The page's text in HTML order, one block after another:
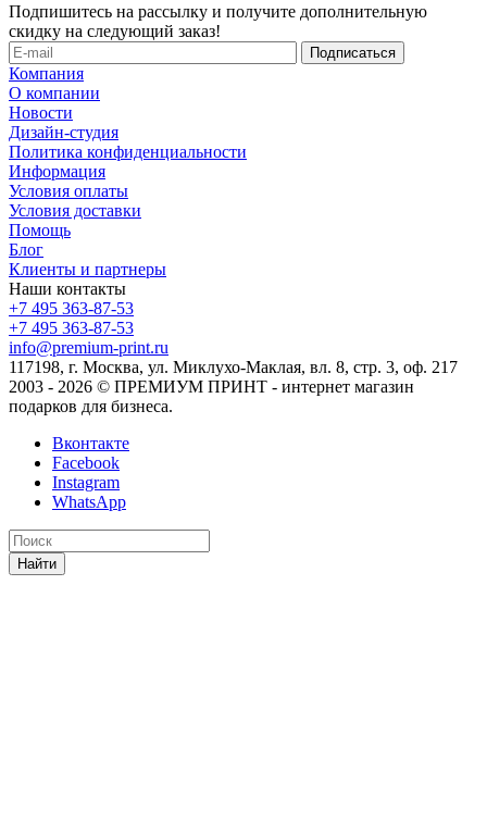
Подпишитесь на рассылку и получите дополнительную
скидку на следующий заказ!
Компания
О компании
Новости
Дизайн-студия
Политика конфиденциальности
Информация
Условия оплаты
Условия доставки
Помощь
Блог
Клиенты и партнеры
Наши контакты
+7 495 363-87-53
+7 495 363-87-53
info@premium-print.ru
117198, г. Москва, ул. Миклухо-Маклая, вл. 8, стр. 3, оф. 217
2003 - 2026 © ПРЕМИУМ ПРИНТ - интернет магазин
подарков для бизнеса.
Вконтакте
Facebook
Instagram
WhatsApp
Найти